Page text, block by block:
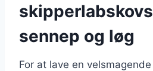
sennep og løg
For at lave en